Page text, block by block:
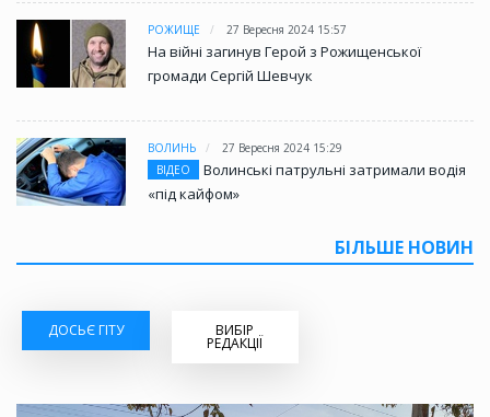
РОЖИЩЕ 27 Вересня 2024 15:57
На війні загинув Герой з Рожищенської
громади Сергій Шевчук
ВОЛИНЬ
27 Вересня 2024 15:29
ВІДЕО
Волинські патрульні затримали водія
«під кайфом»
БІЛЬШЕ НОВИН
ДОСЬЄ ГІТУ ВИБІР
РЕДАКЦІЇ